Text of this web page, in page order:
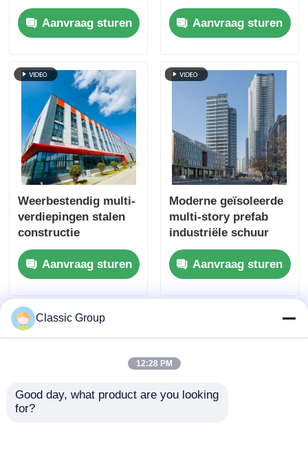
Center
Brandbeveiliging
Aanvraag sturen
gebouw
winkelcentrum prefab
productie ODM
Aanvraag sturen
Weerbestendig multi-
verdiepingen stalen
constructie
industrieel gebouw
op maatAanvraag sturen
Moderne geïsoleerde
multi-story prefab
industriële schuur
staalstructuur
commercieel gebouw
Aanvraag sturen
Classic Group
12:28 PM
Good day, what product are you looking
for?